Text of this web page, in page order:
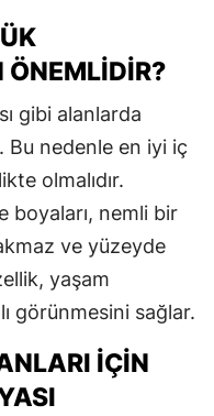
ÖNEMLIDIR?
gibi alanlarda
Bu nedenle en iyi iç
olmalıdır.
boyaları, nemli bir
ve yüzeyde
yaşam
görünmesini sağlar.
İÇIN